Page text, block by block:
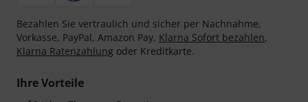
Bezahlen Sie vertraulich und sicher per Nachnahme,
Vorkasse, PayPal, Amazon Pay, Klarna Sofort bezahlen,
Klarna Ratenzahlung oder Kreditkarte.
Ihre Vorteile